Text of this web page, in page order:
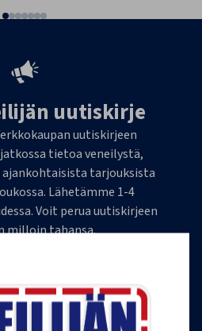
uutiskirje
uutiskirjeen
tietoa veneilystä,
tarjouksista
Lähetämme 1-4
Voit perua uutiskirjeen
milloin tahansa.
uutiskirje